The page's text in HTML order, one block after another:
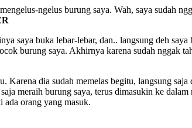
ngelus burung saya. Wah, saya sudah
saya buka lebar-lebar, dan.. langsung deh saya
burung saya. Akhirnya karena sudah nggak
dia sudah memelas begitu, langsung
meraih burung saya, terus dimasukin ke
ada orang yang masuk.